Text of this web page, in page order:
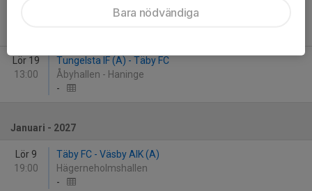
Hägerneholmshallen
Lör 19
13:00
Tungelsta IF (A) - Täby FC
Åbyhallen - Haninge
-
Januari - 2027
Lör 9
19:00
Täby FC - Väsby AIK (A)
Hägerneholmshallen
-
Bara nödvändiga